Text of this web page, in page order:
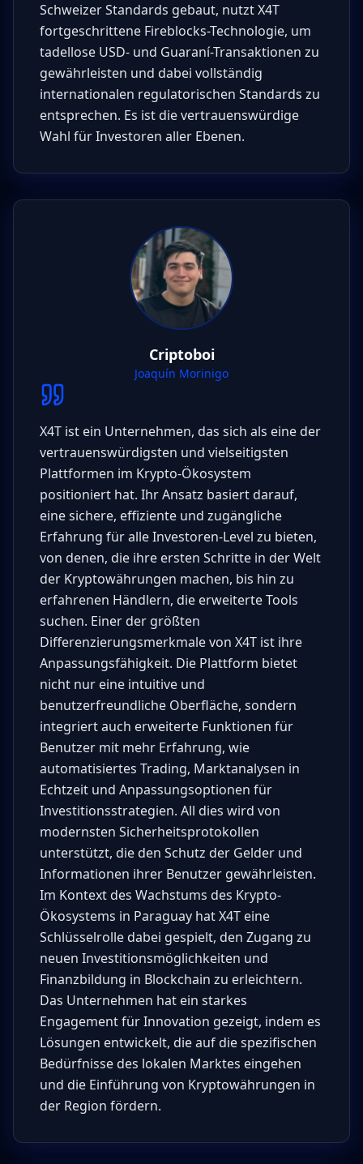
Schweizer Standards gebaut, nutzt X4T
fortgeschrittene Fireblocks-Technologie, um
tadellose USD- und Guaraní-Transaktionen zu
gewährleisten und dabei vollständig
internationalen regulatorischen Standards zu
entsprechen. Es ist die vertrauenswürdige
Wahl für Investoren aller Ebenen.
Criptoboi
Joaquín Morinigo
X4T ist ein Unternehmen, das sich als eine der
vertrauenswürdigsten und vielseitigsten
Plattformen im Krypto-Ökosystem
positioniert hat. Ihr Ansatz basiert darauf,
eine sichere, effiziente und zugängliche
Erfahrung für alle Investoren-Level zu bieten,
von denen, die ihre ersten Schritte in der Welt
der Kryptowährungen machen, bis hin zu
erfahrenen Händlern, die erweiterte Tools
suchen. Einer der größten
Differenzierungsmerkmale von X4T ist ihre
Anpassungsfähigkeit. Die Plattform bietet
nicht nur eine intuitive und
benutzerfreundliche Oberfläche, sondern
integriert auch erweiterte Funktionen für
Benutzer mit mehr Erfahrung, wie
automatisiertes Trading, Marktanalysen in
Echtzeit und Anpassungsoptionen für
Investitionsstrategien. All dies wird von
modernsten Sicherheitsprotokollen
unterstützt, die den Schutz der Gelder und
Informationen ihrer Benutzer gewährleisten.
Im Kontext des Wachstums des Krypto-
Ökosystems in Paraguay hat X4T eine
Schlüsselrolle dabei gespielt, den Zugang zu
neuen Investitionsmöglichkeiten und
Finanzbildung in Blockchain zu erleichtern.
Das Unternehmen hat ein starkes
Engagement für Innovation gezeigt, indem es
Lösungen entwickelt, die auf die spezifischen
Bedürfnisse des lokalen Marktes eingehen
und die Einführung von Kryptowährungen in
der Region fördern.